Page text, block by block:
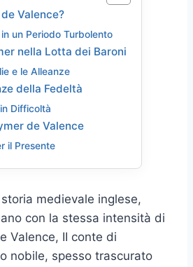
Valence?
un Periodo Turbolento
nella Lotta dei Baroni
e le Alleanze
della Fedeltà
Difficoltà
de Valence
il Presente
medievale inglese,
con la stessa intensità di
Valence, II conte di
nobile, spesso trascurato